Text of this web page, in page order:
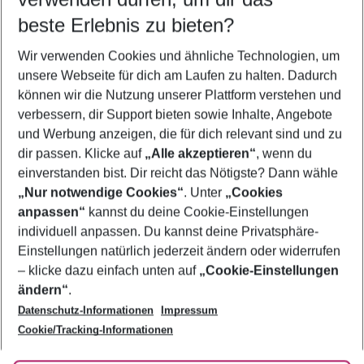
5-8 Nächte
2 Erwachsene Keine Kinder
Mehr Filter anzeigen
Footer
Footer navigation
Über uns
AGB
Bestpreisgarantie
Cookie-Einstellungen ändern
Cookie-Richtlinie
Agenturbetreuung
Barrierefreies Reisen
Folge uns
beste Erlebnis zu bieten?
Wir verwenden Cookies und ähnliche Technologien, um
unsere Webseite für dich am Laufen zu halten. Dadurch
können wir die Nutzung unserer Plattform verstehen und
verbessern, dir Support bieten sowie Inhalte, Angebote
und Werbung anzeigen, die für dich relevant sind und zu
dir passen. Klicke auf „Alle akzeptieren“, wenn du
einverstanden bist. Dir reicht das Nötigste? Dann wähle
„Nur notwendige Cookies“. Unter „Cookies
anpassen“ kannst du deine Cookie-Einstellungen
individuell anpassen. Du kannst deine Privatsphäre-
Einstellungen natürlich jederzeit ändern oder widerrufen
– klicke dazu einfach unten auf „Cookie-Einstellungen
ändern“.
Datenschutz-Informationen
Impressum
Cookie/Tracking-Informationen